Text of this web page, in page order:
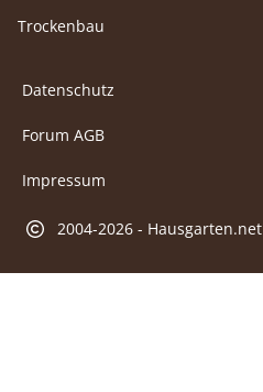
Trockenbau
Datenschutz
Forum AGB
Impressum
2004-2026 - Hausgarten.net